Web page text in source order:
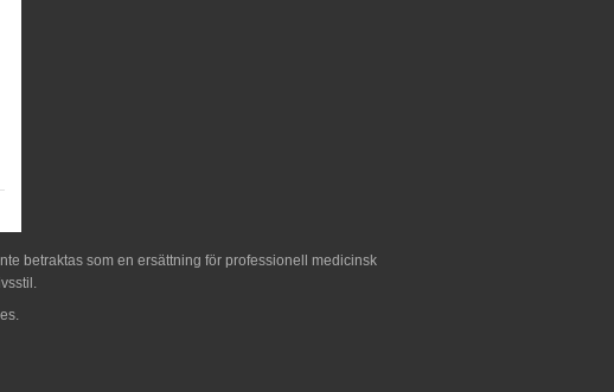
betraktas som en ersättning för professionell medicinsk